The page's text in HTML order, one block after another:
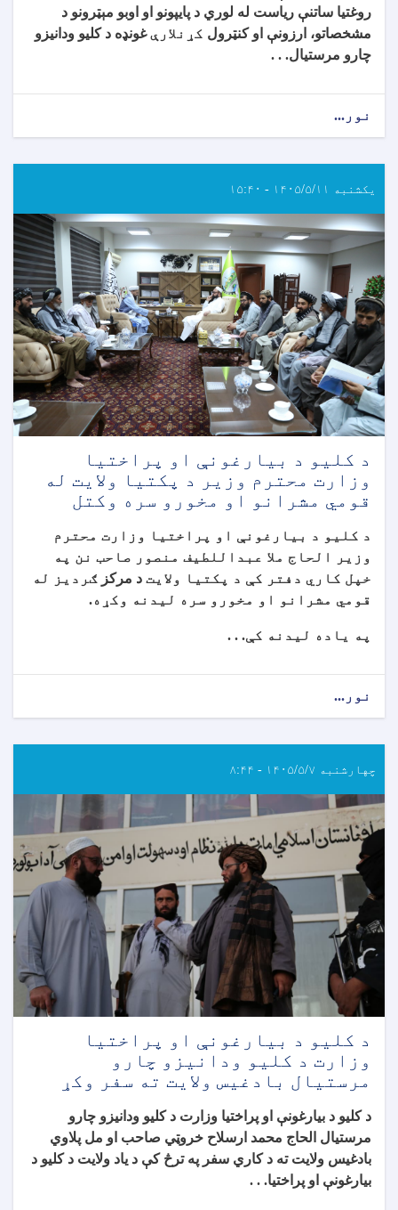
روغتیا ساتنې ریاست له لوري د پایپونو او اوبو مېټرونو د
مشخصاتو، ارزونې او کنټرول کړنلارېغونډه د کلیو ودانیزو
چارو مرستیال. . .
نور...
یکشنبه ۱۴۰۵/۵/۱۱ - ۱۵:۴۰
د کلیو د بیارغونې او پراختیا
وزارت محترم وزیر د پکتیا ولایت له
قومي مشرانو او مخورو سره وکتل
د کلیو د بیارغونې او پراختیا وزارت محترم
وزیر الحاج ملا عبداللطیف منصور صاحب نن په
خپل کاري دفتر کې د پکتیا ولایت د مرکز ګردیز له
قومي مشرانو او مخورو سره لیدنه وکړه.
په یاده لیدنه کې. . .
نور...
چهارشنبه ۱۴۰۵/۵/۷ - ۸:۴۴
د کليو د بيارغونې او پراختيا
وزارت د کلیو ودانیزو چارو
مرستیال بادغيس ولایت ته سفر وکړ
د کليو د بيارغونې او پراختيا وزارت د کلیو ودانیزو چارو
مرستیال الحاج محمد ارسلاح خروټي صاحب او مل پلاوي
بادغيس ولایت ته د کاري سفر په ترڅ کې د یاد ولایت د کلیو د
بیارغونې او پراختیا. . .